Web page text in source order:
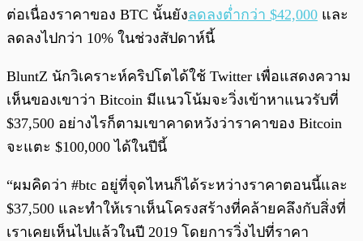
ต่อเนื่องราคาของ BTC นั้นยังลดลงต่ำกว่า $42,000 และ
ลดลงไปกว่า 10% ในช่วงสัปดาห์นี้
BluntZ นักวิเคราะห์คริปโตได้ใช้ Twitter เพื่อแสดงความ
เห็นของเขาว่า Bitcoin มีแนวโน้มจะวิ่งเข้าหาแนวรับที่
$37,500 อย่างไรก็ตามเขาคาดหวังว่าราคาของ Bitcoin
จะแตะ $100,000 ได้ในปีนี้
“ผมคิดว่า #btc อยู่ที่จุดไหนก็ได้ระหว่างราคาตอนนี้และ
$37,500 และทำให้เราเห็นโครงสร้างที่คล้ายคลึงกับสิ่งที่
เราเคยเห็นไปแล้วในปี 2019 โดยการวิ่งไปที่ราคา